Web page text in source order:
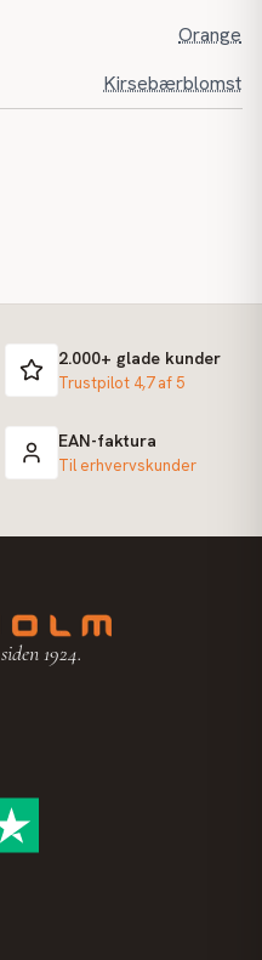
Orange
Kirsebærblomst
2.000+ glade kunder
Trustpilot 4,7 af 5
EAN-faktura
Til erhvervskunder
1924.